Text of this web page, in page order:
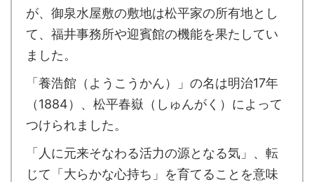
が、御泉水屋敷の敷地は松平家の所有地とし
て、福井事務所や迎賓館の機能を果たしてい
ました。
「養浩館（ようこうかん）」の名は明治17年
（1884）、松平春嶽（しゅんがく）によって
つけられました。
「人に元来そなわる活力の源となる気」、転
じて「大らかな心持ち」を育てることを意味